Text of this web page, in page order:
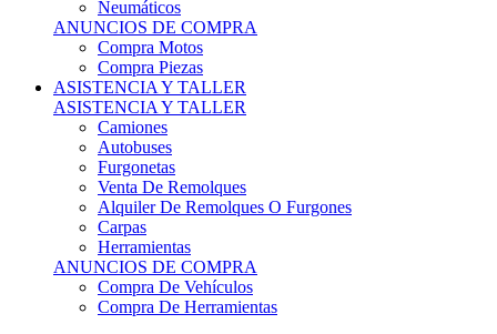
Neumáticos
ANUNCIOS DE COMPRA
Compra Motos
Compra Piezas
ASISTENCIA Y TALLER
ASISTENCIA Y TALLER
Camiones
Autobuses
Furgonetas
Venta De Remolques
Alquiler De Remolques O Furgones
Carpas
Herramientas
ANUNCIOS DE COMPRA
Compra De Vehículos
Compra De Herramientas